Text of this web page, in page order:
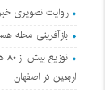
روایت تصویری
بازآفرینی محله همت‌آباد
اربعین در اصفهان